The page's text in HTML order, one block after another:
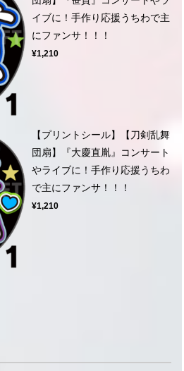
イブに！手作り応援うちわで主
にファンサ！！！
¥1,210
【プリントシール】【刀剣乱舞
団扇】『大慶直胤』コンサート
やライブに！手作り応援うちわ
で主にファンサ！！！
¥1,210